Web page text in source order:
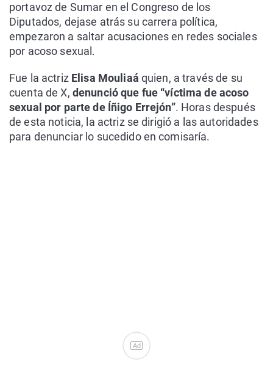
portavoz de Sumar en el Congreso de los
Diputados, dejase atrás su carrera política,
empezaron a saltar acusaciones en redes sociales
por acoso sexual.
Fue la actriz Elisa Mouliaá quien, a través de su
cuenta de X, denunció que fue “víctima de acoso
sexual por parte de Íñigo Errejón”. Horas después
de esta noticia, la actriz se dirigió a las autoridades
para denunciar lo sucedido en comisaría.
Ad